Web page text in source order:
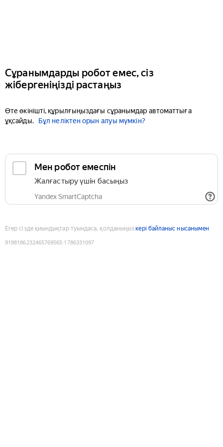
Сұранымдарды робот емес, сіз
жібергеніңізді растаңыз
Өте өкінішті, құрылғыңыздағы сұранымдар автоматтыға
ұқсайды.
Бұл неліктен орын алуы мүмкін?
Мен робот емеспін
Жалғастыру үшін басыңыз
Yandex SmartCaptcha
Егер сізде қиындықтар туындаса, қолданыңыз кері байланыс нысанымен
9198186232465769565:1786331097